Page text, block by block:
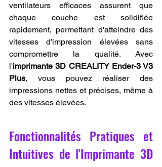
ventilateurs efficaces assurent que
chaque couche est solidifiée
rapidement, permettant d'atteindre des
vitesses d'impression élevées sans
compromettre la qualité. Avec
l'imprimante 3D CREALITY Ender-3 V3
Plus, vous pouvez réaliser des
impressions nettes et précises, même à
des vitesses élevées.
Fonctionnalités Pratiques et
Intuitives de l'Imprimante 3D